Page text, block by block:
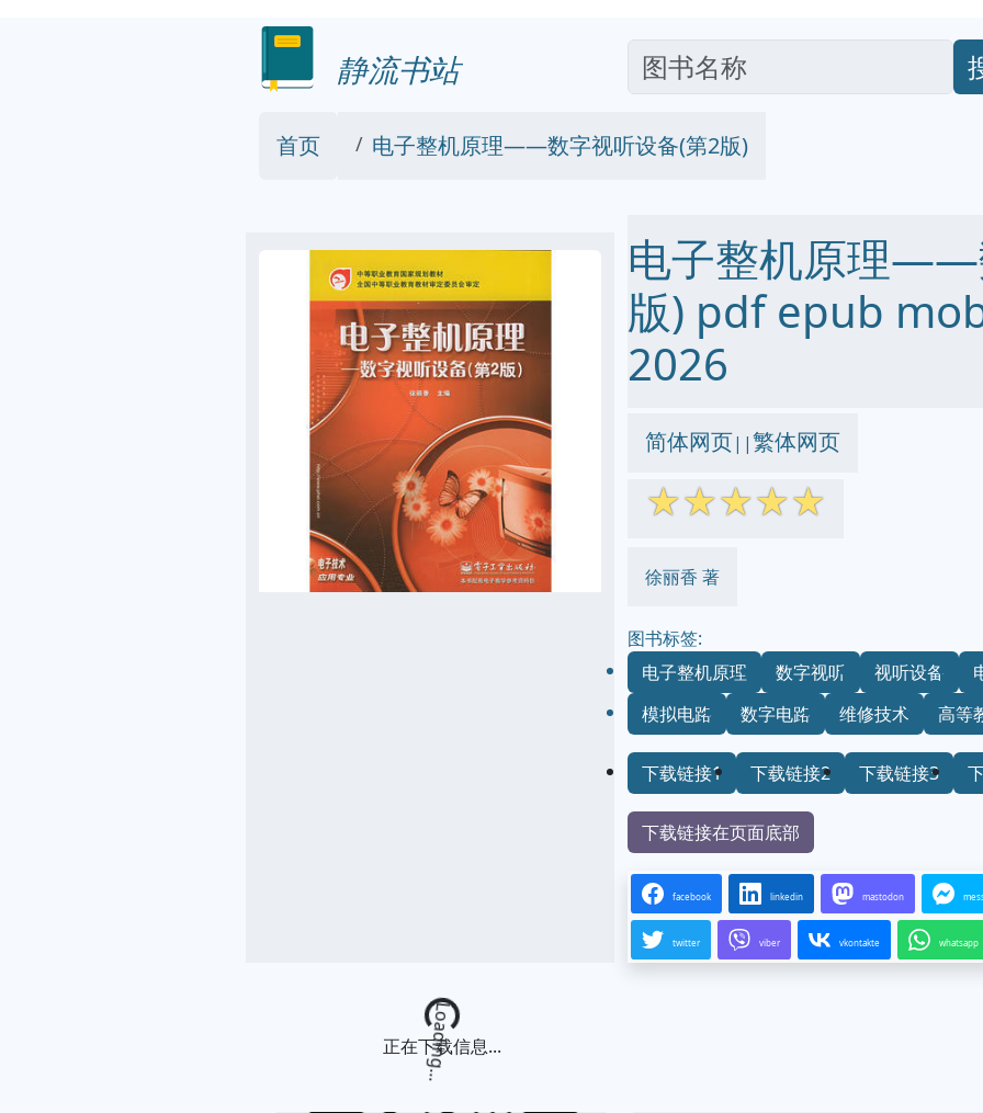
静流书站
首页 电子整机原理——数字视听设备(第2版)
电子整机原理——
版) pdf epub
2026
简体网页||繁体网页
☆☆☆☆☆
徐丽香 著
图书标签:
电子整机原理
数字视听 视听设备
模拟电路
数字电路 维修技术 高等
下载链接1 下载链接2 下载链接3
下载链接在页面底部
facebook linkedin mastodon
twitter viber vkontakte whatsapp
Loading...
正在下载信息...